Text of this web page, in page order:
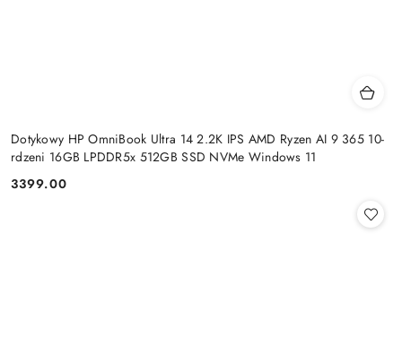
Dotykowy HP OmniBook Ultra 14 2.2K IPS AMD Ryzen AI 9 365 10-
rdzeni 16GB LPDDR5x 512GB SSD NVMe Windows 11
Cena:
3399.00